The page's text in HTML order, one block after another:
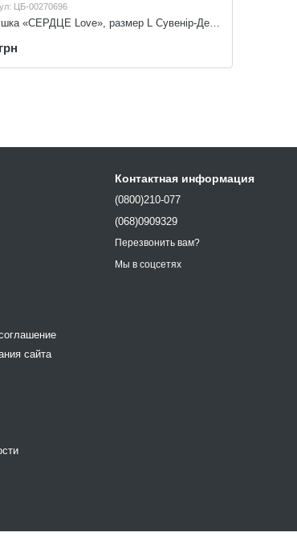
ЦБ-00270696
Подушка «СЕРДЦЕ Love», размер L Сувенір-Декор HL-L
сайта
Контактная информация
(0800)210-077
(068)0909329
Перезвонить вам?
Мы в соцсетях